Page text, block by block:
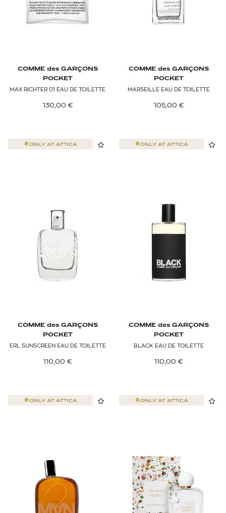
COMME des GARÇONS
POCKET
MAX RICHTER 01 EAU DE TOILETTE
130,00 €
COMME des GARÇONS
POCKET
MARSEILLE EAU DE TOILETTE
105,00 €
ONLY AT ATTICA
COMME des GARÇONS
POCKET
ERL SUNSCREEN EAU DE TOILETTE
110,00 €
ONLY AT ATTICA
COMME des GARÇONS
POCKET
BLACK EAU DE TOILETTE
110,00 €
ONLY AT ATTICA ONLY AT ATTICA